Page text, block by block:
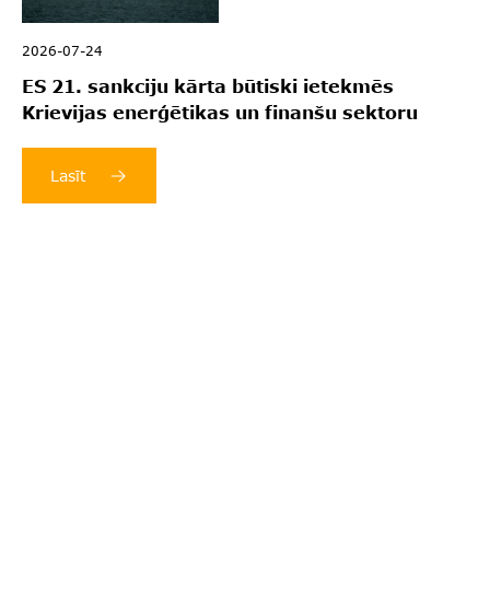
2026-07-24
ES 21. sankciju kārta būtiski ietekmēs
Krievijas enerģētikas un finanšu sektoru
Lasīt